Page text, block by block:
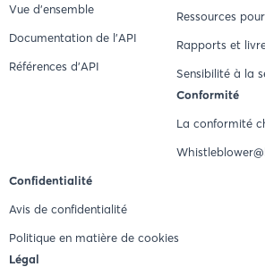
Vue d'ensemble
Documentation de l'API
Références d'API
Ressources
Rapports et
Sensibilité à la
Conformité
La conformité
Confidentialité
Avis de confidentialité
Politique en matière de cookies
Légal